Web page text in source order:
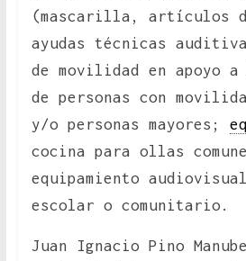
(mascarilla, artículos
ayudas técnicas
de movilidad en apoyo
de personas con
y/o personas mayores;
cocina para ollas
equipamiento
escolar o comunitario.
Juan Ignacio Pino